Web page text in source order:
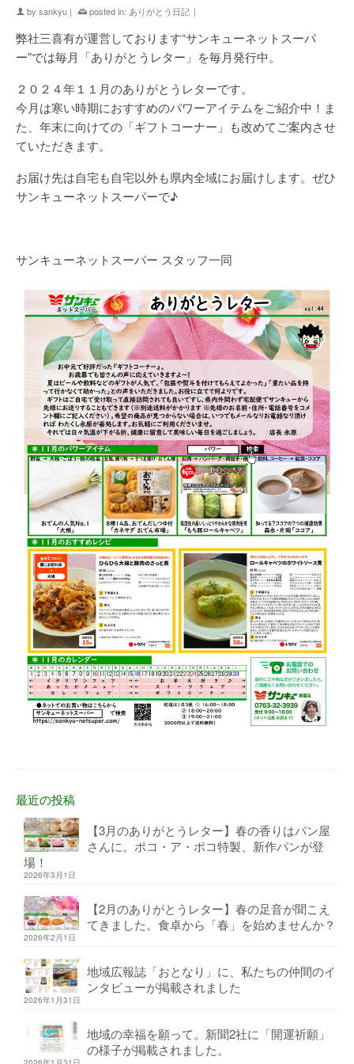
by sankyu | posted in: ありがとう日記 |
弊社三喜有が運営しております“サンキューネットスーパ
ー”では毎月「ありがとうレター」を毎月発行中。
２０２４年１１月のありがとうレターです。
今月は寒い時期におすすめのパワーアイテムをご紹介中！ま
た、年末に向けての「ギフトコーナー」も改めてご案内させ
ていただきます。
お届け先は自宅も自宅以外も県内全域にお届けします。ぜひ
サンキューネットスーパーで♪
サンキューネットスーパー スタッフ一同
最近の投稿
【3月のありがとうレター】春の香りはパン屋
さんに。ポコ・ア・ポコ特製、新作パンが登
場！
2026年3月1日
【2月のありがとうレター】春の足音が聞こえ
てきました。食卓から「春」を始めませんか？
2026年2月1日
地域広報誌「おとなり」に、私たちの仲間のイ
ンタビューが掲載されました
2026年1月31日
地域の幸福を願って。新聞2社に「開運祈願」
の様子が掲載されました。